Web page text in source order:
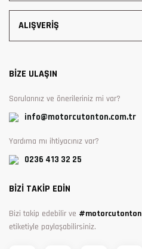
ALIŞVERİŞ
BİZE ULAŞIN
Sorularınız ve önerileriniz mi var?
info@motorcutonton.com.tr
Yardıma mı ihtiyacınız var?
0236 413 32 25
BİZİ TAKİP EDİN
Bizi takip edebilir ve #motorcutonton
etiketiyle paylaşabilirsiniz.